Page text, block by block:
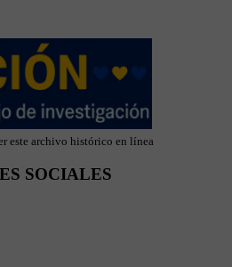
este archivo histórico en línea
SOCIALES